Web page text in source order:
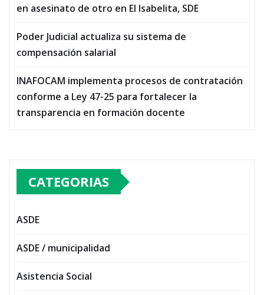
en asesinato de otro en El Isabelita, SDE
Poder Judicial actualiza su sistema de
compensación salarial
INAFOCAM implementa procesos de contratación
conforme a Ley 47-25 para fortalecer la
transparencia en formación docente
CATEGORIAS
ASDE
ASDE / municipalidad
Asistencia Social